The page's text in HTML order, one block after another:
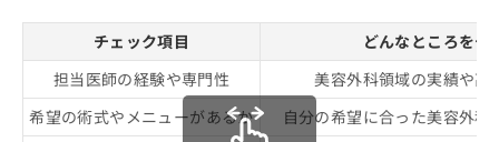
チェック項目
どんなところをチ
担当医師の経験や専門性
美容外科領域の実績や高
希望の術式やメニューがあるか
自分の希望に合った美容外